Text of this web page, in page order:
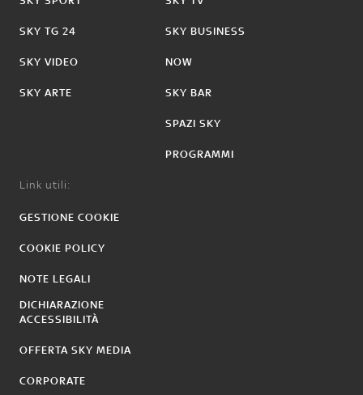
SKY TG 24
SKY VIDEO
SKY ARTE
SKY BUSINESS
NOW
SKY BAR
SPAZI SKY
PROGRAMMI
Link utili:
GESTIONE COOKIE
COOKIE POLICY
NOTE LEGALI
DICHIARAZIONE
ACCESSIBILITÀ
OFFERTA SKY MEDIA
CORPORATE